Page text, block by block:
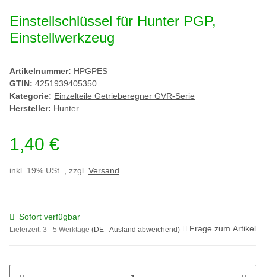
Einstellschlüssel für Hunter PGP,
Einstellwerkzeug
Artikelnummer: HPGPES
GTIN: 4251939405350
Kategorie: Einzelteile Getrieberegner GVR-Serie
Hersteller: Hunter
1,40 €
inkl. 19% USt. , zzgl. Versand
Sofort verfügbar
Lieferzeit: 3 - 5 Werktage (DE - Ausland abweichend) Frage zum Artikel